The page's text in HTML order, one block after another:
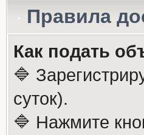
Правила
Как подать
🔷
суток).
🔷 Нажмите